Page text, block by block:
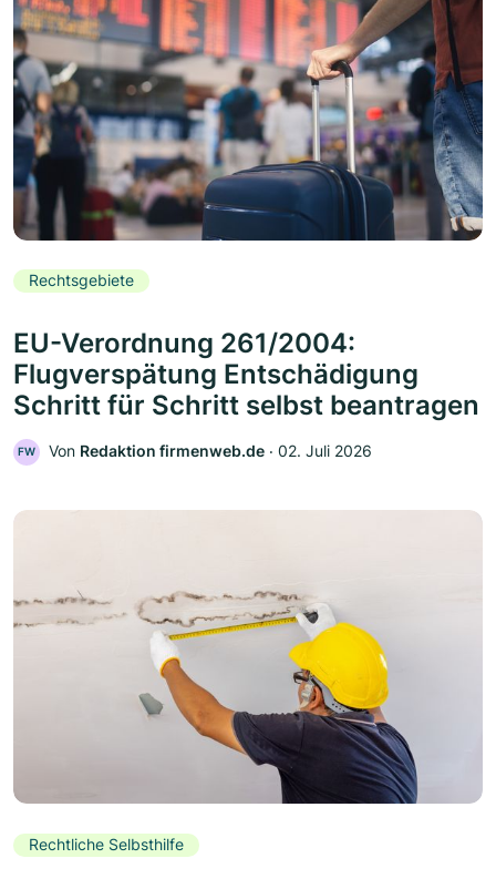
Rechtsgebiete
EU-Verordnung 261/2004:
Flugverspätung Entschädigung
Schritt für Schritt selbst beantragen
FW Von Redaktion firmenweb.de ‧ 02. Juli 2026
Rechtliche Selbsthilfe